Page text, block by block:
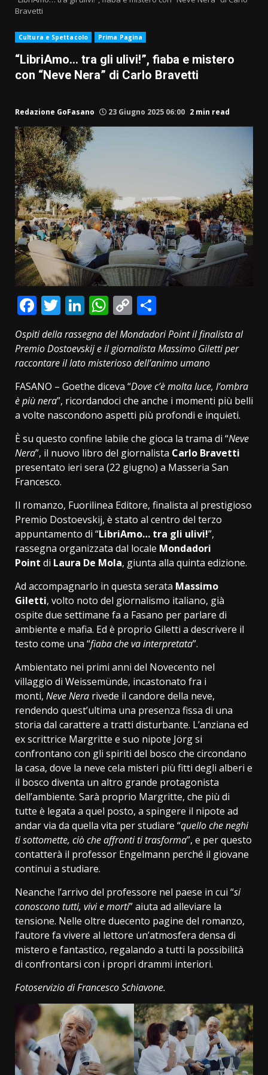
Bravetti
Cultura e Spettacolo Prima Pagina
“LibriAmo… tra gli ulivi!”, fiaba e mistero
con “Neve Nera” di Carlo Bravetti
Redazione GoFasano 23 Giugno 2025 06:00 2 min read
Facebook
Twitter
LinkedIn
WhatsApp
Copy
Link
Ospiti della rassegna del Mondadori Point il finalista al
Premio Dostoevskij e il giornalista Massimo Gilettiper
raccontare il lato misterioso dell’animo umano
FASANO – Goethe diceva “Dove c’è molta luce, l’ombra
è più nera”, ricordandoci che anche i momenti più belli
a volte nascondono aspetti più profondi e inquieti.
È su questo confine labile che gioca la trama di “Neve
Nera”, il nuovo libro del giornalista Carlo Bravetti
presentato ieri sera (22 giugno) a Masseria San
Francesco.
Il romanzo, Fuorilinea Editore, finalista al prestigioso
Premio Dostoevskij, è stato al centro del terzo
appuntamento di “LibriAmo… tra gli ulivi!”,
rassegna organizzata dal locale Mondadori
Point di Laura De Mola, giunta alla quinta edizione.
Ad accompagnarlo in questa serata Massimo
Giletti, volto noto del giornalismo italiano, già
ospite due settimane fa a Fasano per parlare di
ambiente e mafia. Ed è proprio Giletti a descrivere il
testo come una “fiaba che va interpretata”.
Ambientato nei primi anni del Novecento nel
villaggio di Weissemünde, incastonato fra i
monti, Neve Nera rivede il candore della neve,
rendendo quest’ultima una presenza fissa di una
storia dal carattere a tratti disturbante. L’anziana ed
ex scrittrice Margritte e suo nipote Jörg si
confrontano con gli spiriti del bosco che circondano
la casa, dove la neve cela misteri più fitti degli alberi e
il bosco diventa un altro grande protagonista
dell’ambiente. Sarà proprio Margritte, che più di
tutte è legata a quel posto, a spingere il nipote ad
andar via da quella vita per studiare “quello che neghi
ti sottomette, ciò che affronti ti trasforma”, e per questo
contatterà il professor Engelmann perché il giovane
continui a studiare.
Neanche l’arrivo del professore nel paese in cui “si
conoscono tutti, vivi e morti” aiuta ad alleviare la
tensione. Nelle oltre duecento pagine del romanzo,
l’autore fa vivere al lettore un’atmosfera densa di
mistero e fantastico, regalando a tutti la possibilità
di confrontarsi con i propri drammi interiori.
Fotoservizio di Francesco Schiavone.